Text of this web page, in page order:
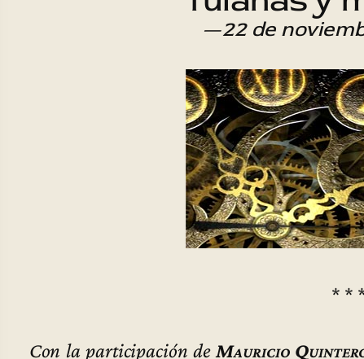
—22 de
* *
Con la participación deMauricio